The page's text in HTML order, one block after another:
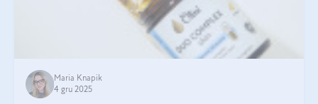
Maria Knapik
4 gru 2025